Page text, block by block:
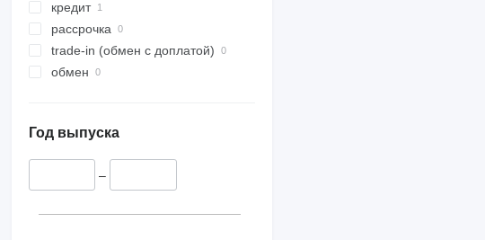
кредит
рассрочка
trade-in (обмен с доплатой)
обмен
Год выпуска
–